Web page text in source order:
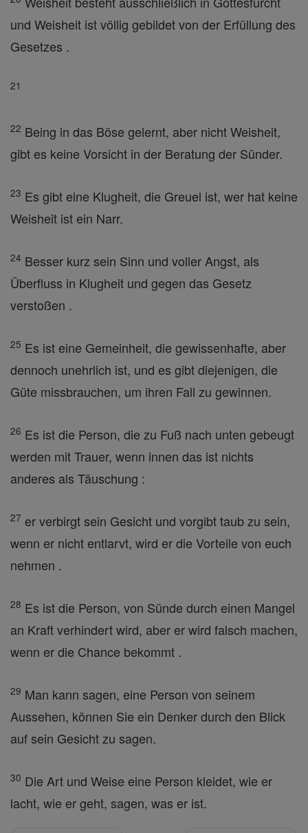
und Weisheit ist völlig gebildet von der Erfüllung des
Gesetzes .
21
22 Being in das Böse gelernt, aber nicht Weisheit,
gibt es keine Vorsicht in der Beratung der Sünder.
23 Es gibt eine Klugheit, die Greuel ist, wer hat keine
Weisheit ist ein Narr.
24 Besser kurz sein Sinn und voller Angst, als
Überfluss in Klugheit und gegen das Gesetz
verstoßen .
25 Es ist eine Gemeinheit, die gewissenhafte, aber
dennoch unehrlich ist, und es gibt diejenigen, die
Güte missbrauchen, um ihren Fall zu gewinnen.
26 Es ist die Person, die zu Fuß nach unten gebeugt
werden mit Trauer, wenn innen das ist nichts
anderes als Täuschung :
27 er verbirgt sein Gesicht und vorgibt taub zu sein,
wenn er nicht entlarvt, wird er die Vorteile von euch
nehmen .
28 Es ist die Person, von Sünde durch einen Mangel
an Kraft verhindert wird, aber er wird falsch machen,
wenn er die Chance bekommt .
29 Man kann sagen, eine Person von seinem
Aussehen, können Sie ein Denker durch den Blick
auf sein Gesicht zu sagen.
30 Die Art und Weise eine Person kleidet, wie er
lacht, wie er geht, sagen, was er ist.